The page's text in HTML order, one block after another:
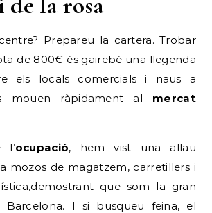
Prepareu la cartera. Trobar
de 800€ és gairebé una llegenda
els locals comercials i naus a
mouen ràpidament al mercat
l’ocupació, hem vist una allau
mozos de magatzem, carretillers i
que som la gran
I si busqueu feina, el